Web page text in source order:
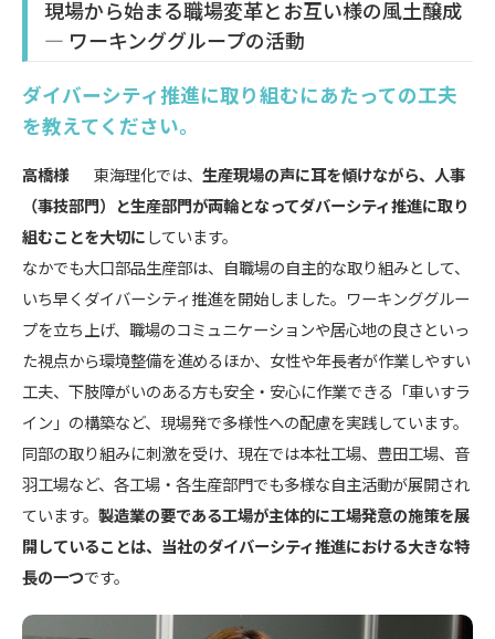
現場から始まる職場変革とお互い様の風土醸成
― ワーキンググループの活動
ダイバーシティ推進に取り組むにあたっての工夫
を教えてください。
高橋様 東海理化では、 生産現場の声に耳を傾けながら、人事
（事技部門）と生産部門が両輪となってダバーシティ推進に取り
組むことを大切にしています。
なかでも大口部品生産部は、自職場の自主的な取り組みとして、
いち早くダイバーシティ推進を開始しました。ワーキンググルー
プを立ち上げ、職場のコミュニケーションや居心地の良さといっ
た視点から環境整備を進めるほか、女性や年長者が作業しやすい
工夫、下肢障がいのある方も安全・安心に作業できる「車いすラ
イン」の構築など、現場発で多様性への配慮を実践しています。
同部の取り組みに刺激を受け、現在では本社工場、豊田工場、音
羽工場など、各工場・各生産部門でも多様な自主活動が展開され
ています。 製造業の要である工場が主体的に工場発意の施策を展
開していることは、当社のダイバーシティ推進における大きな特
長の一つです。